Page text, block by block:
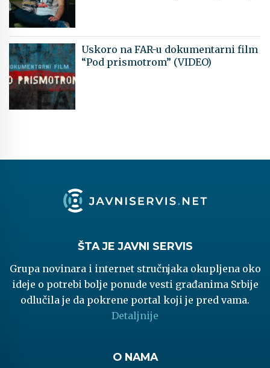
Uskoro na FAR-u dokumentarni film
“Pod prismotrom” (VIDEO)
ŠTA JE JAVNI SERVIS
Grupa novinara i internet stručnjaka okupljena oko
ideje o potrebi bolje ponude vesti građanima Srbije
odlučila je da pokrene portal koji je pred vama.
Detaljnije
O NAMA